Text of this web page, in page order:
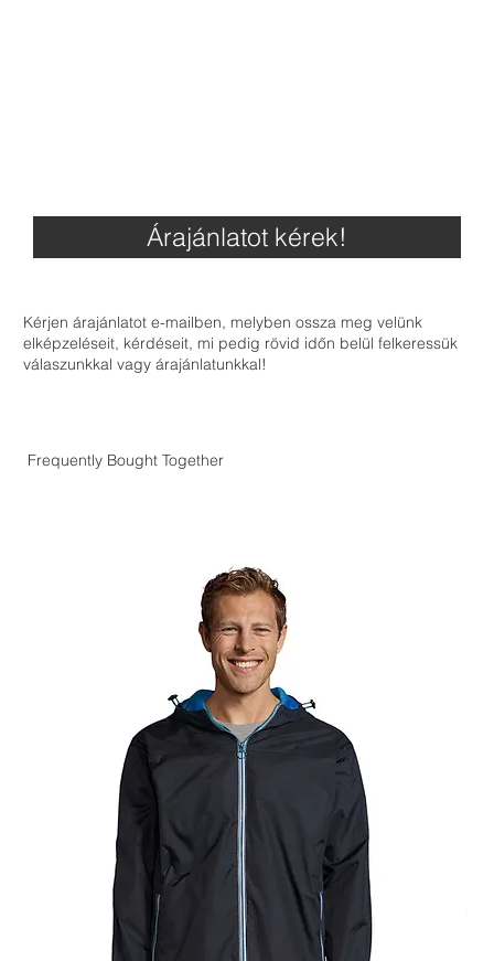
Árajánlatot kérek!
Kérjen árajánlatot e-mailben, melyben ossza meg velünk
elképzeléseit, kérdéseit, mi pedig rövid időn belül felkeressük
válaszunkkal vagy árajánlatunkkal!
Frequently Bought Together